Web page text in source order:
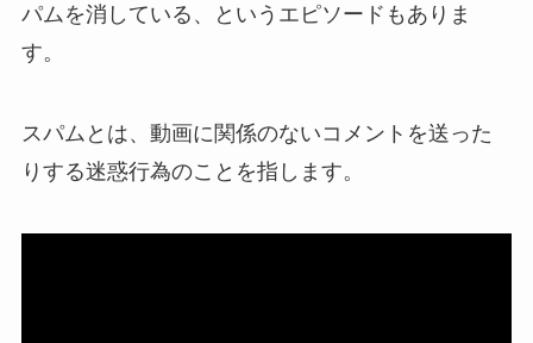
パムを消している 、というエピソードもありま
す。
スパムとは、動画に関係のないコメントを送った
りする迷惑行為のことを指します。